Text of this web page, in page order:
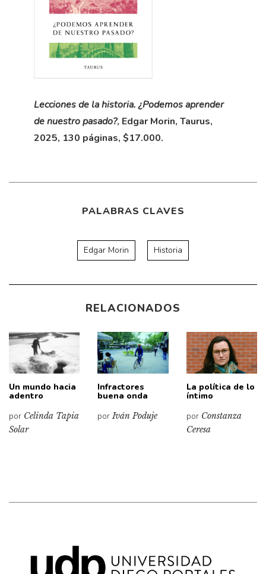
Lecciones de la historia. ¿Podemos aprender
de nuestro pasado?, Edgar Morin, Taurus,
2025, 130 páginas, $17.000.
PALABRAS CLAVES
Edgar Morin Historia
RELACIONADOS
Un mundo hacia
adentro
por Celinda Tapia
Solar
Infractores
buena onda
porIván Poduje
La política de lo
íntimo
por Constanza
Ceresa